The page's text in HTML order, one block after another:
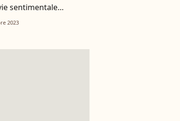
sentimentale
2023